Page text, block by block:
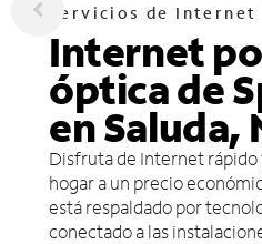
Servicios de Internet
Internet
óptica de
en Saluda,
Disfruta de Internet rápido
hogar a un precio
está respaldado por
conectado a las